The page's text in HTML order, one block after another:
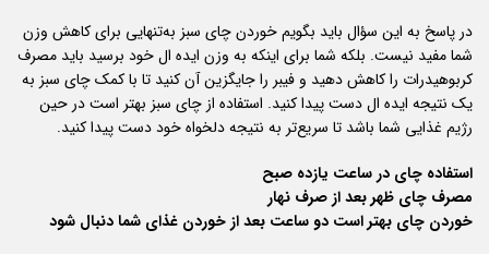
در پاسخ به این سؤال باید بگویم خوردن چای سبز به‌تنهایی برای کاهش وزن
شما مفید نیست. بلکه شما برای اینکه به وزن ایده ال خود برسید باید مصرف
کربوهیدرات را کاهش دهید و فیبر را جایگزین آن کنید تا با کمک چای سبز به
یک نتیجه ایده ال دست پیدا کنید. استفاده از چای سبز بهتر است در حین
رژیم غذایی شما باشد تا سریع‌تر به نتیجه دلخواه خود دست پیدا کنید.
استفاده چای در ساعت یازده صبح
مصرف چای ظهر بعد از صرف نهار
خوردن چای بهتر است دو ساعت بعد از خوردن غذای شما دنبال شود